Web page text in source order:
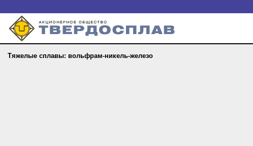
Тяжелые сплавы: вольфрам-никель-железо